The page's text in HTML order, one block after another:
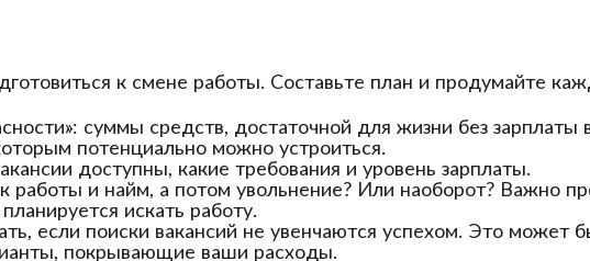
к смене работы. Составьте план и продумайте
суммы средств, достаточной для жизни без зарплаты
потенциально можно устроиться.
доступны, какие требования и уровень зарплаты.
работы и найм, а потом увольнение? Или наоборот? Важно
искать работу.
если поиски вакансий не увенчаются успехом. Это
покрывающие ваши расходы.